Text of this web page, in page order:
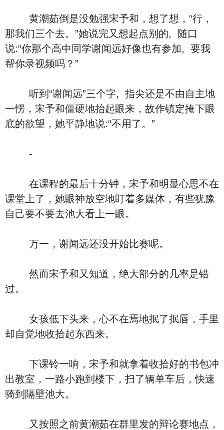
黄潮茹倒是没勉强宋予和，想了想，“行，
那我们三个去。”她说完又想起点别的, 随口
说:“你那个高中同学谢闻远好像也有参加, 要我
帮你录视频吗？”
听到“谢闻远”三个字, 指尖还是不由自主地
一愣，宋予和僵硬地抬起眼来，故作镇定掩下眼
底的欲望，她平静地说:“不用了。”
-
在课程的最后十分钟，宋予和明显心思不在
课堂上了，她眼神放空地盯着多媒体，有些犹豫
自己要不要去池大看上一眼。
万一，谢闻远还没开始比赛呢。
然而宋予和又知道，绝大部分的几率是错
过。
女孩低下头来，心不在焉地抿了抿唇，手里
却自觉地收拾起东西来。
下课铃一响，宋予和就拿着收拾好的书包冲
出教室，一路小跑到楼下，扫了辆单车后，快速
骑到隔壁池大。
又按照之前黄潮茹在群里发的辩论赛地点，